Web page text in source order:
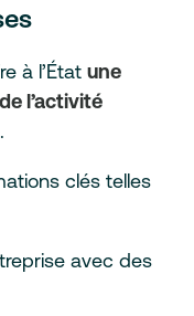
à l’État une
l’activité
.
clés telles
avec des